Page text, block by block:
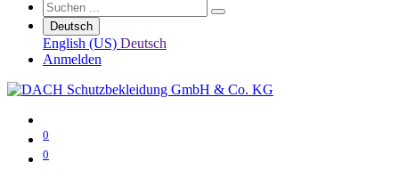
Deutsch
English (US) Deutsch
Anmelden
0
0